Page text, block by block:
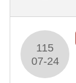
115
07-24